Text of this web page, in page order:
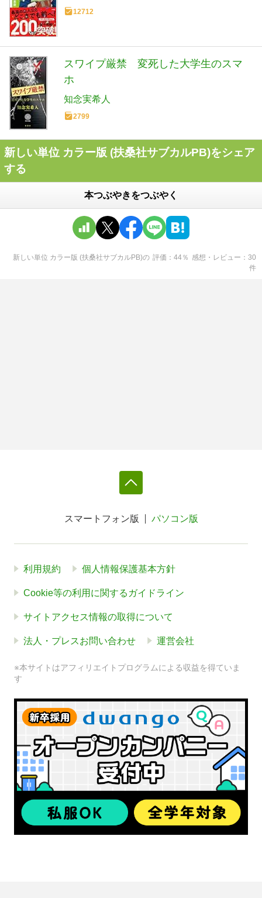
12712
スワイプ厳禁 変死した大学生のスマ
ホ
知念実希人
2799
新しい単位 カラー版 (扶桑社サブカルPB)をシェア
する
本つぶやきをつぶやく
新しい単位 カラー版 (扶桑社サブカルPB)の 評価 44％ 感想・レビュー
30
件
スマートフォン版 パソコン版
利用規約 個人情報保護基本方針
Cookie等の利用に関するガイドライン
サイトアクセス情報の取得について
法人・プレスお問い合わせ 運営会社
※本サイトはアフィリエイトプログラムによる収益を得ていま
す